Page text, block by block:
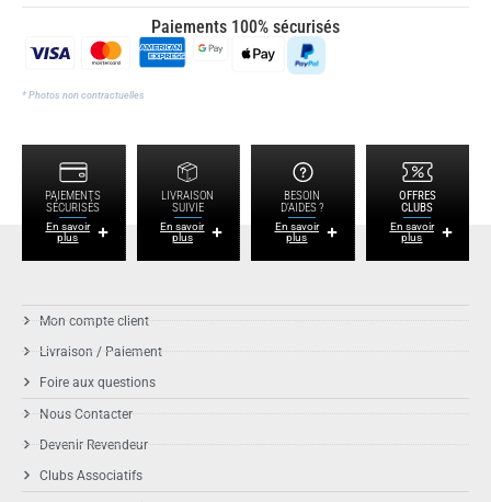
Paiements 100% sécurisés
* Photos non contractuelles
PAIEMENTS
SÉCURISÉS
En savoir
plus
LIVRAISON
SUIVIE
En savoir
plus
BESOIN
D'AIDES ?
En savoir
plus
OFFRES
CLUBS
En savoir
plus
Mon compte client
Livraison / Paiement
Foire aux questions
Nous Contacter
Devenir Revendeur
Clubs Associatifs